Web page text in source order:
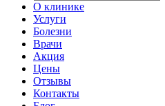
О клинике
Услуги
Болезни
Врачи
Акция
Цены
Отзывы
Контакты